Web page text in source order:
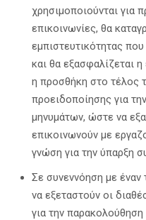
χρησιμοποιούνται για
επικοινωνίες, θα
εμπιστευτικότητας
και θα εξασφαλίζεται
η προσθήκη στο τέλος
προειδοποίησης για
μηνυμάτων, ώστε να
επικοινωνούν με
γνώση για την ύπαρξη
Σε συνεννόηση με έναν
να εξεταστούν οι
για την